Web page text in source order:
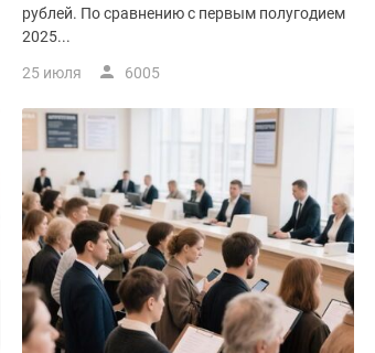
рублей. По сравнению с первым полугодием
2025...
25 июля 6005